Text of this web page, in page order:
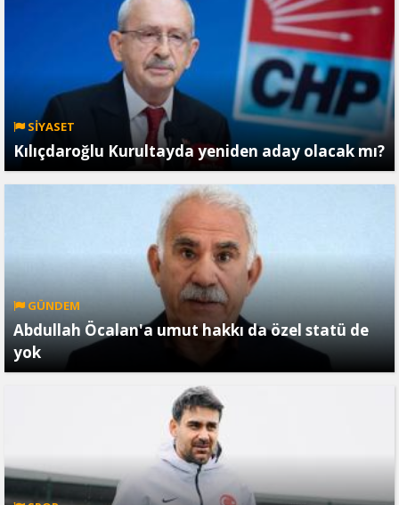
SİYASET
Kılıçdaroğlu Kurultayda yeniden aday olacak mı?
GÜNDEM
Abdullah Öcalan'a umut hakkı da özel statü de
yok